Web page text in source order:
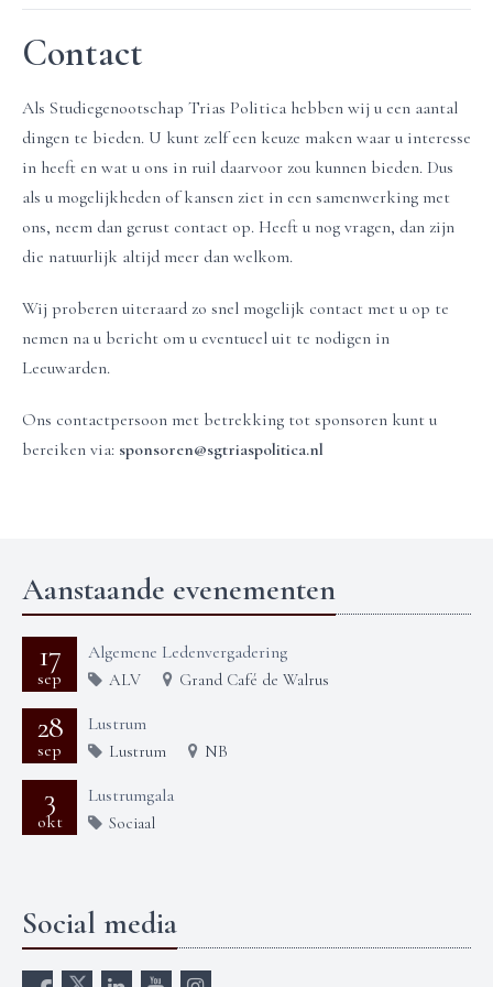
Contact
Als Studiegenootschap Trias Politica hebben wij u een aantal
dingen te bieden. U kunt zelf een keuze maken waar u interesse
in heeft en wat u ons in ruil daarvoor zou kunnen bieden. ​Dus
als u mogelijkheden of kansen ziet in een samenwerking met
ons, neem dan gerust contact op. Heeft u nog vragen, dan zijn
die natuurlijk altijd meer dan welkom.
Wij proberen uiteraard zo snel mogelijk contact met u op te
nemen na u bericht om u eventueel uit te nodigen in
Leeuwarden.
Ons contactpersoon met betrekking tot sponsoren kunt u
bereiken via: sponsoren@sgtriaspolitica.nl
Aanstaande evenementen
17
sep
Algemene Ledenvergadering
ALV Grand Café de Walrus
28
sep
Lustrum
Lustrum NB
3
okt
Lustrumgala
Sociaal
Social media